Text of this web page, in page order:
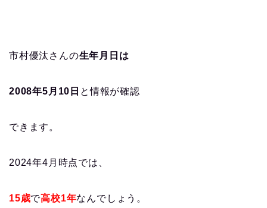
市村優汰さんの生年月日は
2008年5月10日 と情報が確認
できます。
2024年4月時点では、
15歳で高校1年なんでしょう。